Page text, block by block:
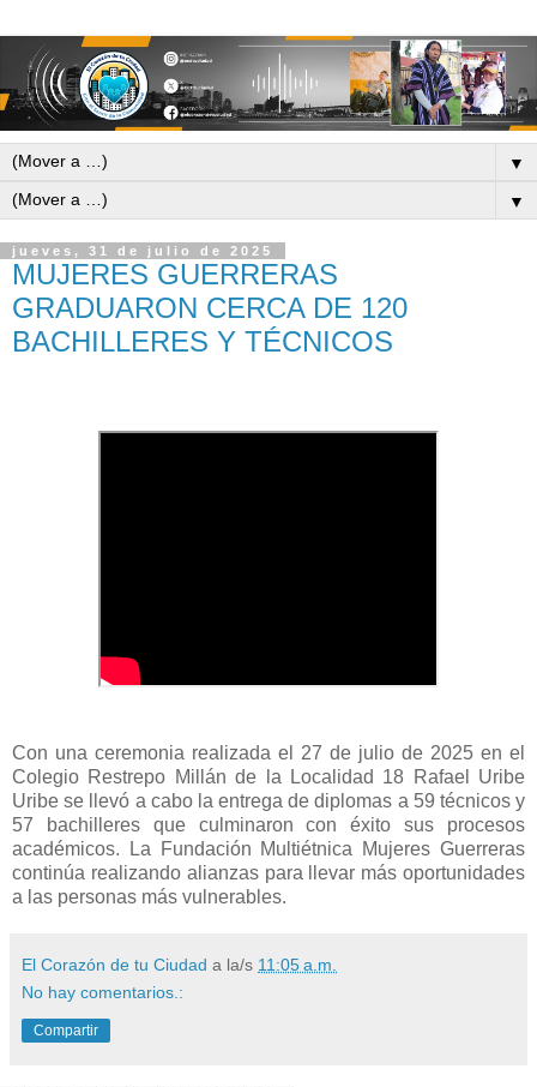
▼
▼
jueves, 31 de julio de 2025
MUJERES GUERRERAS
GRADUARON CERCA DE 120
BACHILLERES Y TÉCNICOS
Con una ceremonia realizada el 27 de julio de 2025 en el
Colegio Restrepo Millán de la Localidad 18 Rafael Uribe
Uribe se llevó a cabo la entrega de diplomas a 59 técnicos y
57 bachilleres que culminaron con éxito sus procesos
académicos. La Fundación Multiétnica Mujeres Guerreras
continúa realizando alianzas para llevar más oportunidades
a las personas más vulnerables.
El Corazón de tu Ciudad a la/s 11:05 a.m.
No hay comentarios.:
Compartir